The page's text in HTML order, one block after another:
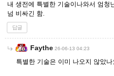
내 생전에 특별한 기술이나와서 엄청
넘 비싸긴 함.
답글
Faythe 26-06-13 04:23
특별한 기술은 이미 나오지 않았나